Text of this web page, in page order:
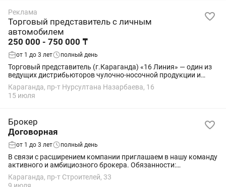
Реклама
Торговый представитель с личным
автомобилем
250 000 - 750 000 ₸
от 1 до 3 лет полный день
Торговый представитель (г.Караганда) «16 Линия» — один из
ведущих дистрибьюторов чулочно-носочной продукции и
нижнего белья в Казахстане. Мы являемся официальным
дистрибьютором европейских брендов...
Караганда, пр-т Нурсултана Назарбаева, 16
15 июля
Брокер
Договорная
от 1 до 3 лет полный день
В связи с расширением компании приглашаем в нашу команду
активного и амбициозного брокера. Обязанности:
Консультирование клиентов. Сопровождение клиентов на
всех этапах сделки. Ведение переговоров с...
Караганда, пр-т Строителей, 33